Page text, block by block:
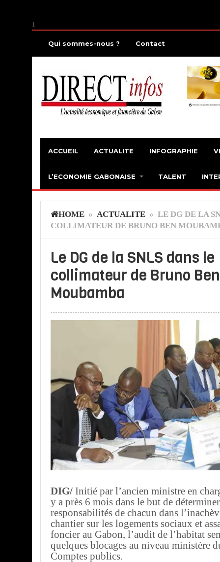
1
Qui sommes-nous ? Contact
ACCUEIL ACTUALITE INFOGRAPHIE
L’ECONOMIE GABONAISE TALENT
HOME » ACTUALITE » LE DG DE LA
COLLIMATEUR DE BRUNO BEN
Le DG de la SNLS dans le
collimateur de Bruno Ben
Moubamba
DIG/ Initié par l’ancien ministre en
y a près 6 mois dans le but de
responsabilités de chacun dans
chantier sur les logements sociaux et
foncier au Gabon, l’audit de l’habitat
quelques blocages au niveau ministère
Comptes publics.